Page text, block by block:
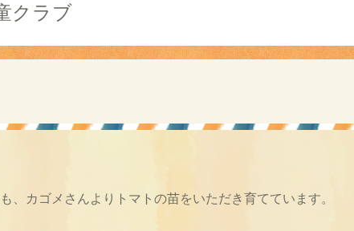
クラブ
、カゴメさんよりトマトの苗をいただき育てています。